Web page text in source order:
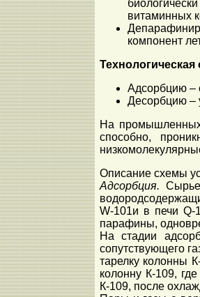
витаминных
компонент
Технологическая
Адсорбцию –
Десорбцию –
На промышленных
способно,
Описание схемы
Адсорбция.
W-101и в печи Q-
парафины,
На стадии
сопутствующего
тарелку колонны
колонну К-109,
К-109, после